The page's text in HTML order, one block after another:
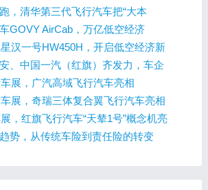
，清华第三代飞行汽车把“大本
GOVY AirCab，万亿低空经济
汉一号HW450H，开启低空经济新
、中国一汽（红旗）齐发力，车企
市场？
展，广汽高域飞行汽车亮相
展，奇瑞三体复合翼飞行汽车亮相
，红旗飞行汽车“天辇1号”概念机亮
势，从传统车险到责任险的转变